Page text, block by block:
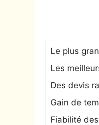
Le plus
Les
Des devis
Gain de
Fiabilité